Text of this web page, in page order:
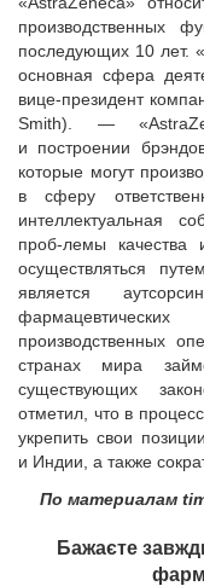
производственных
последующих 10 лет.
основная сфера
вице-президент
Smith). —
и построении
которые могут
в сферу
интеллектуальная
проб-лемы качества
осуществляться
является
производственных
странах мира
существующих
отметил, что в
укрепить свои
и Индии, а также
По материалам
Бажаєте